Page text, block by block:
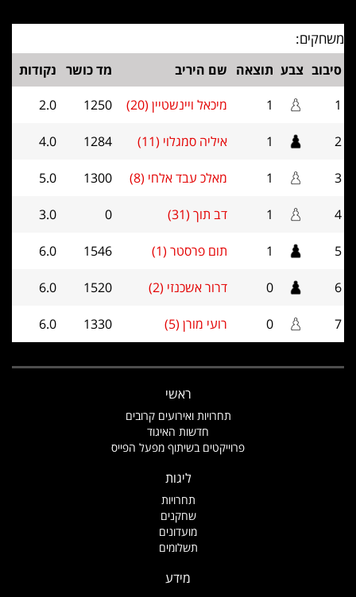
משחקים:
סיבוב צבע תוצאה שם היריב מד כושר נקודות
1
1 מיכאל ויינשטיין (20) 1250
2.0
2
1 איליה סמגלוי (11) 1284
4.0
3
1 מאלכ עבד אלחי (8) 1300
5.0
4
1 דב תוך (31) 0
3.0
5
1 תום פרסטר (1) 1546
6.0
6
0 דרור אשכנזי (2) 1520
6.0
7
0 רועי מורן (5) 1330
6.0
ראשי
תחרויות ואירועים קרובים
חדשות האיגוד
פרוייקטים בשיתוף מפעל הפייס
ליגות
תחרויות
שחקנים
מועדונים
תשלומים
מידע